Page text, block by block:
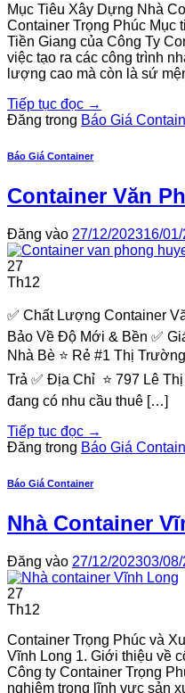
Mục Tiêu Xây Dựng Nhà
Container Trọng Phúc Mục
Tiền Giang của Công Ty
việc tạo ra các công trình
lượng cao mà còn là sứ
Tiếp tục đọc →
Đăng trong Báo Giá
Báo Giá Container
Container Văn
Đăng vào 27/12/202316/
27
Th12
✅ Chất Lượng Container
Bảo Về Độ Mới & Bền ✅
Nhà Bè ⭐ Rẻ #1 Thị
Trả ✅ Địa Chỉ ⭐ 797 Lê
đang có nhu cầu thuê […]
Tiếp tục đọc →
Đăng trong Báo Giá
Báo Giá Container
Nhà Container
Đăng vào 27/12/202303/
27
Th12
Container Trọng Phúc và
Vĩnh Long 1. Giới thiệu về
Công ty Container Trọng
nghiệm trong lĩnh vực sản